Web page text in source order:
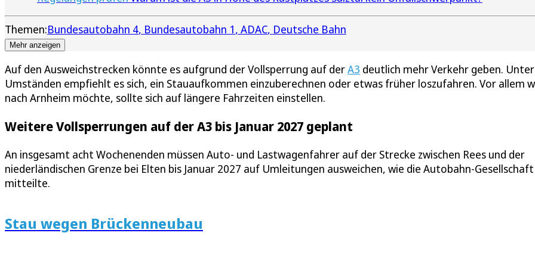
Themen:Bundesautobahn 4 Bundesautobahn 1 ADAC Deutsche Bahn
Mehr anzeigen
Auf den Ausweichstrecken könnte es aufgrund der Vollsperrung auf derA3 deutlich mehr Verkehr geben. Unter
Umständen empfiehlt es sich, ein Stauaufkommen einzuberechnen oder etwas früher loszufahren. Vor allem
nach Arnheim möchte, sollte sich auf längere Fahrzeiten einstellen.
Weitere Vollsperrungen auf der A3 bis Januar 2027 geplant
An insgesamt acht Wochenenden müssen Auto- und Lastwagenfahrer auf der Strecke zwischen Rees und der
niederländischen Grenze bei Elten bis Januar 2027 auf Umleitungen ausweichen, wie die Autobahn-Gesellschaft
mitteilte.
Stau wegen Brückenneubau